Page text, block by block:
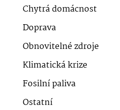
Chytrá domácnost
Doprava
Obnovitelné zdroje
Klimatická krize
Fosilní paliva
Ostatní